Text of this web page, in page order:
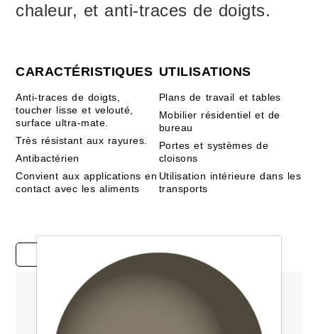
chaleur, et anti-traces de doigts.
CARACTÉRISTIQUES
Anti-traces de doigts,
toucher lisse et velouté,
surface ultra-mate.
Très résistant aux rayures.
Antibactérien
Convient aux applications en
contact avec les aliments
UTILISATIONS
Plans de travail et tables
Mobilier résidentiel et de
bureau
Portes et systèmes de
cloisons
Utilisation intérieure dans les
transports